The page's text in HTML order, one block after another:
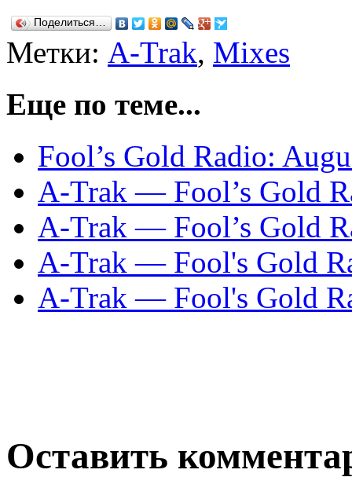
Поделиться…
Метки: A-Trak, Mixes
Еще по теме...
Fool’s Gold Radio:
A-Trak — Fool’s Gold
A-Trak — Fool’s Gold
A-Trak — Fool's Gold
A-Trak — Fool's Gold
Оставить